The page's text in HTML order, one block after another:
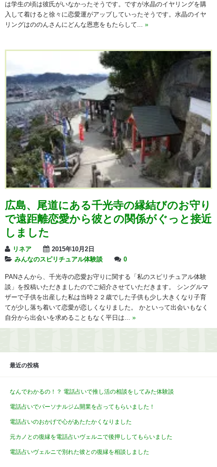
は学生の頃は彼氏がいなかったそうです。ですが水晶のイヤリングを購
入して着けると徐々に恋愛運がアップしていったそうです。水晶のイヤ
リングはののんさんにどんな恩恵をもたらして... »
広島、尾道にある千光寺の縁結びのお守り
で遠距離恋愛から彼との関係がぐっと接近
しました
リネア
2015年10月2日
みんなのスピリチュアル体験談
0
PANさんから、千光寺の恋愛お守りに関する「私のスピリチュアル体験
談」を投稿いただきましたのでご紹介させていただきます。 シングルマ
ザーで子供を出産した私は当時２２歳でした子供も少し大きくなり子育
てが少し落ち着いて恋愛が恋しくなりました。 かといって出会いもなく
自分から出会いを求めることもなく平日は... »
最近の投稿
なんでわかるの！？ 電話占いで推し活の相談をしてみた体験談
電話占いでパーソナルジム開業を占ってもらいました！
電話占いのおかげで心があたたかくなりました
元カノとの復縁を電話占いヴェルニで後押ししてもらいました
電話占いヴェルニで別れた彼との復縁を相談しました